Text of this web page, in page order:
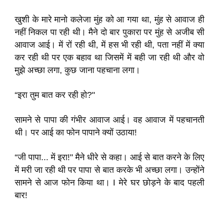
खुशी के मारे मानो कलेजा मुंह को आ गया था, मुंह से आवाज ही
नहीं निकल पा रही थी। मैने दो बार पुकारा पर मुंह से अजीब सी
आवाज आई। में रों रही थी, में हस भी रही थी, पता नहीं में क्या
कर रही थी पर एक बहाव था जिसमें में बही जा रही थी और वो
मुझे अच्छा लगा, कुछ जाना पहचाना लगा।
“इरा तुम बात कर रही हो?"
सामने से पापा की गंभीर आवाज आई। वह आवाज में पहचानती
थी। पर आई का फोन पापाने क्यों उठाया!
“जी पापा... में इरा!" मैने धीरे से कहा। आई से बात करने के लिए
में मरी जा रही थी पर पापा से बात करके भी अच्छा लगा। उन्होंने
सामने से आज फोन किया था। I मेरे घर छोड़ने के बाद पहली
बार!